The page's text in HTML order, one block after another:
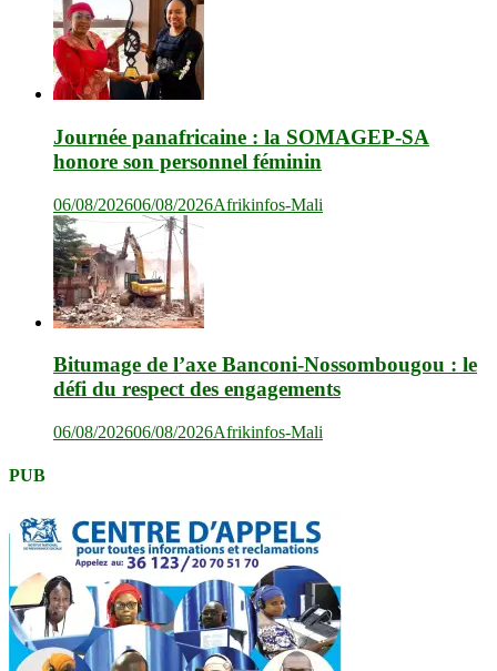
Journée panafricaine : la SOMAGEP-SA
honore son personnel féminin
06/08/202606/08/2026Afrikinfos-Mali
Bitumage de l’axe Banconi-Nossombougou : le
défi du respect des engagements
06/08/202606/08/2026Afrikinfos-Mali
PUB